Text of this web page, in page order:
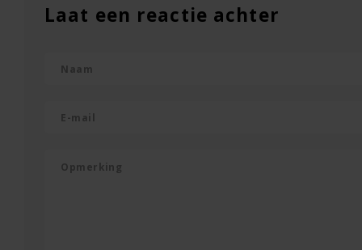
Laat een reactie achter